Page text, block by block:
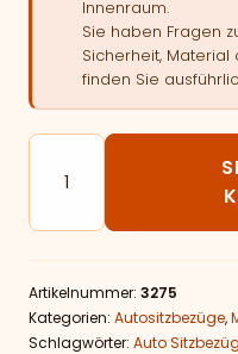
Innenraum.
Sie haben Fragen
Sicherheit, Material
finden Sie
Autositzbezüge
Artikelnummer: 3275
Kategorien: Autositzbezüge,
Schlagwörter: Auto